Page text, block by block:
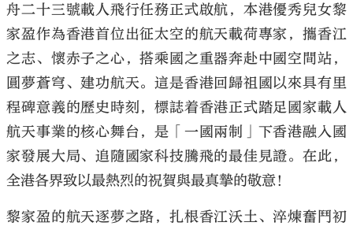
舟二十三號載人飛行任務正式啟航，本港優秀兒女黎
家盈作為香港首位出征太空的航天載荷專家，攜香江
之志、懷赤子之心，搭乘國之重器奔赴中國空間站，
圓夢蒼穹、建功航天。這是香港回歸祖國以來具有里
程碑意義的歷史時刻，標誌着香港正式踏足國家載人
航天事業的核心舞台，是「一國兩制」下香港融入國
家發展大局、追隨國家科技騰飛的最佳見證。在此，
全港各界致以最熱烈的祝賀與最真摯的敬意！
黎家盈的航天逐夢之路，扎根香江沃土、淬煉奮鬥初